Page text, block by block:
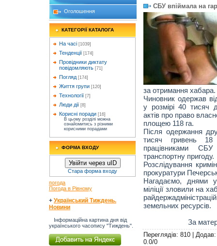
Оголошення
КАТЕГОРІЇ КАТАЛОГА
На часі [1039]
Тенденції [174]
Провідники диктату
повідомляють [71]
Погляд [174]
Життя групи [120]
Технології [7]
Люди дії [8]
Корисні поради [16]
В цьому розділі можна
ознайомитись з різними
корисними порадами
ФОРМА ВХОДУ
Увійти через uID
Стара форма входу
погода
Погода в Рівному
+ Український Тиждень.
Новини
Інформаційна картина дня від
українського часопису "Тиждень".
СБУ впіймала на
за отримання хабара.
Чиновник одержав
у розмірі 40 тисяч
актів про право
площею 118 га.
Після одержання
тисяч гривень
працівниками
транспортну пригоду.
Розслідування
прокуратури
Нагадаємо, днями у
міліції зловили на
земельних ресурсів.
За
Переглядів: 810 | Додав
0.0/0